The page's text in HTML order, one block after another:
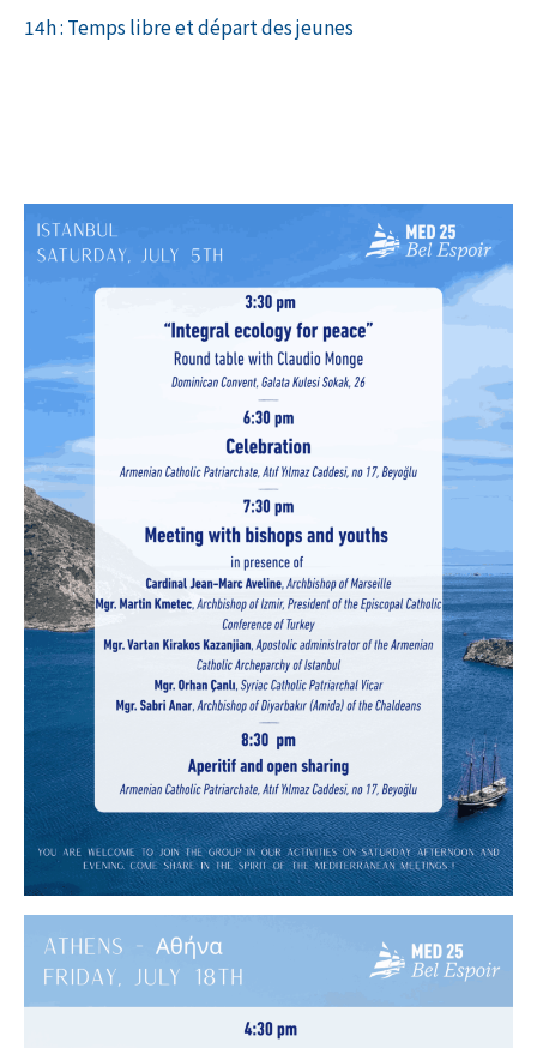
14h : Temps libre et départ des jeunes